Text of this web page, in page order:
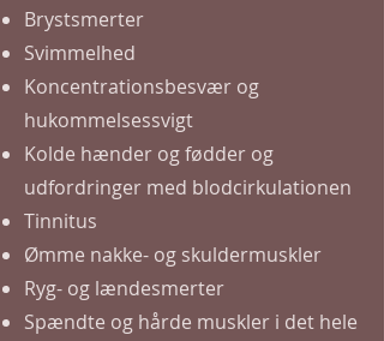
Brystsmerter
Svimmelhed
Koncentrationsbesvær og
hukommelsessvigt
Kolde hænder og fødder og
udfordringer med blodcirkulationen
Tinnitus
Ømme nakke- og skuldermuskler
Ryg- og lændesmerter
Spændte og hårde muskler i det hele